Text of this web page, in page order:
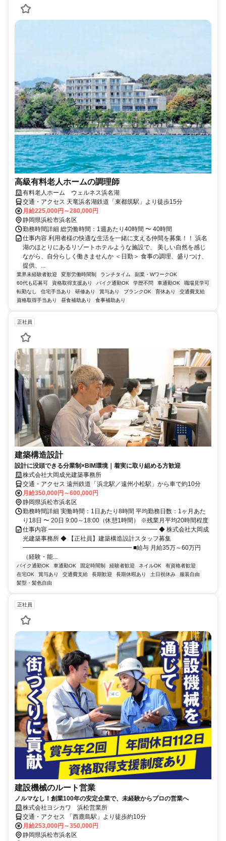
高級有料老人ホームの調理師
有料老人ホーム ウェルネス浜名湖
交通・アクセス 天竜浜名湖鉄道「東都筑駅」より徒歩15分
月給225,000円～280,000円
静岡県浜松市浜名区
勤務時間詳細 総労働時間：1週あたり40時間 〜 40時間
仕事内容 利用者様の快適な生活を一緒に支える仲間を募集！！ 浜名
湖のほとりにあるリゾートホテルような施設で、 美しい自然を感じ
ながら、自分らしく働きませんか ＜日勤＞ 食事の調理、盛りつけ、
提供、...
業界未経験者歓迎 変形労働時間制 ランチタイム
副業・WワークOK
60代も応募可
資格取得支援あり バイク通勤OK 学歴不問 車通勤OK
職場見学可
転勤なし
住宅手当あり 研修あり 賞与あり ブランクOK 育休あり
交通費支給
資格取得手当あり
昼食補助あり 食事補助あり
正社員
建築構造設計
設計に没頭できる分業制×BIM環境｜着実に取り組める方歓迎
株式会社大岡成光建築事務所
交通・アクセス 遠州鉄道「浜北駅／遠州小松駅」から車で約10分
月給350,000円～600,000円
静岡県浜松市浜名区
勤務時間詳細 実働時間：1日あたり8時間 平均勤務日数：1ヶ月あた
り18日 〜 20日 9:00～18:00（休憩1時間） ※残業月平均20時間程度
仕事内容 ━━━━━━━━━━━━━━━━━━ ◆ 株式会社大岡成
光建築事務所 ◆ 【正社員】建築構造設計スタッフ募集
━━━━━━━━━━━━━━━━━━ ■給与 月給35万～60万円
（経験・能...
バイク通勤OK 車通勤OK 固定時間制 経験者歓迎 ネイルOK
有資格者歓迎
在宅OK
賞与あり 交通費支給 長期歓迎 長期休暇あり 土日祝休み
服装自由
髪型・髪色自由
正社員
建設機械のルート営業
ノルマなし！創業100年の安定企業で、未経験からプロの営業へ
株式会社ヨシカワ 浜松営業所
交通・アクセス 「西鹿島駅」より徒歩約10分
月給253,000円～350,000円
静岡県浜松市浜名区